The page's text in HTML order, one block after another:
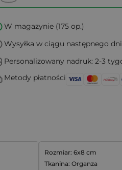
W magazynie (175 op.)
Wysyłka w ciągu następnego
Personalizowany nadruk: 2-3
Metody płatności
Rozmiar: 6x8 cm
Tkanina: Organza